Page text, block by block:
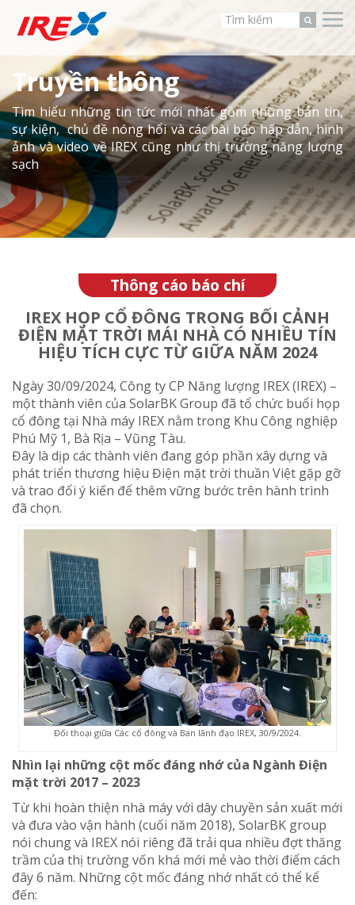
Truyền thông
Tìm hiểu những tin tức mới nhất gồm những bản tin,
sự kiện, chủ đề nóng hổi và các bài báo hấp dẫn, hình
ảnh và video về IREX cũng như thị trường năng lượng
sạch
Thông cáo báo chí
IREX HỌP CỔ ĐÔNG TRONG BỐI CẢNH
ĐIỆN MẶT TRỜI MÁI NHÀ CÓ NHIỀU TÍN
HIỆU TÍCH CỰC TỪ GIỮA NĂM 2024
Ngày 30/09/2024, Công ty CP Năng lượng IREX (IREX) –
một thành viên của SolarBK Group đã tổ chức buổi họp
cổ đông tại Nhà máy IREX nằm trong Khu Công nghiệp
Phú Mỹ 1, Bà Rịa – Vũng Tàu.
Đây là dịp các thành viên đang góp phần xây dựng và
phát triển thương hiệu Điện mặt trời thuần Việt gặp gỡ
và trao đổi ý kiến để thêm vững bước trên hành trình
đã chọn.
Đối thoại giữa Các cổ đông và Ban lãnh đạo IREX, 30/9/2024.
Nhìn lại những cột mốc đáng nhớ của Ngành Điện
mặt trời 2017 – 2023
Từ khi hoàn thiện nhà máy với dây chuyền sản xuất mới
và đưa vào vận hành (cuối năm 2018), SolarBK group
nói chung và IREX nói riêng đã trải qua nhiều đợt thăng
trầm của thị trường vốn khá mới mẻ vào thời điểm cách
đây 6 năm. Những cột mốc đáng nhớ nhất có thể kể
đến: